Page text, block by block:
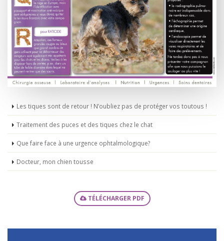
Les tiques sont de retour ! N’oubliez pas de protéger vos toutous !
Traitement des puces et des tiques chez le chat
Que faire face à une urgence ophtalmologique?
Docteur, mon chien tousse
TÉLÉCHARGER PDF